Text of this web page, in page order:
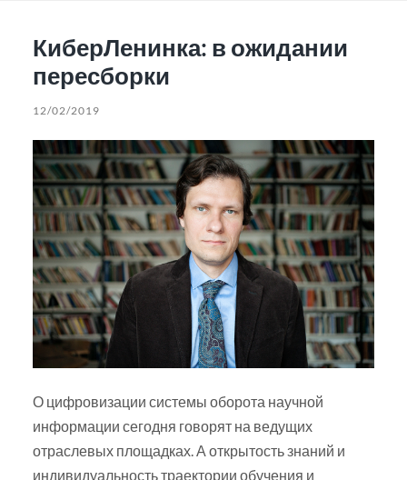
КиберЛенинка: в ожидании
пересборки
12/02/2019
О цифровизации системы оборота научной
информации сегодня говорят на ведущих
отраслевых площадках. А открытость знаний и
индивидуальность траектории обучения и